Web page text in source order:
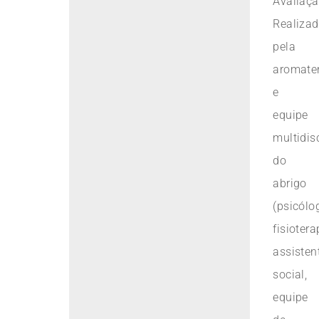
pela
e
equipe
do
abrigo
social,
equipe